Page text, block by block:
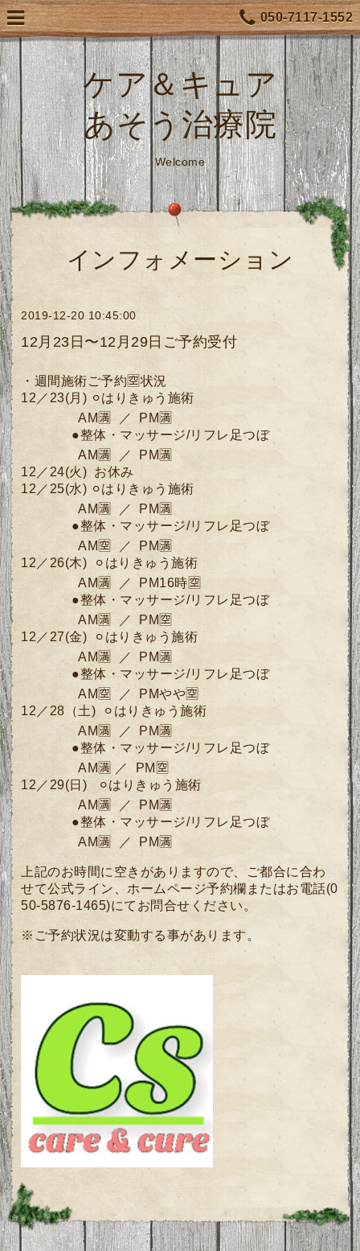
050-7117-1552
ケア＆キュア
あそう治療院
Welcome
インフォメーション
2019-12-20 10:45:00
12月23日〜12月29日ご予約受付
・週間施術ご予約🈳状況
12／23(月) ⚪︎はりきゅう施術
AM🈵 ／ PM🈵
●整体・マッサージ/リフレ足つぼ
AM🈵 ／ PM🈵
12／24(火) お休み
12／25(水) ⚪︎はりきゅう施術
AM🈵 ／ PM🈵
●整体・マッサージ/リフレ足つぼ
AM🈳 ／ PM🈵
12／26(木) ⚪︎はりきゅう施術
AM🈵 ／ PM16時🈳
●整体・マッサージ/リフレ足つぼ
AM🈵 ／ PM🈳
12／27(金) ⚪︎はりきゅう施術
AM🈵 ／ PM🈵
●整体・マッサージ/リフレ足つぼ
AM🈳 ／ PMやや🈳
12／28（土) ⚪︎はりきゅう施術
AM🈵 ／ PM🈵
●整体・マッサージ/リフレ足つぼ
AM🈵 ／ PM🈳
12／29(日) ⚪︎はりきゅう施術
AM🈵 ／ PM🈵
●整体・マッサージ/リフレ足つぼ
AM🈵 ／ PM🈵
上記のお時間に空きがありますので、ご都合に合わ
せて公式ライン、ホームページ予約欄またはお電話(0
50-5876-1465)にてお問合せください。
※ご予約状況は変動する事があります。